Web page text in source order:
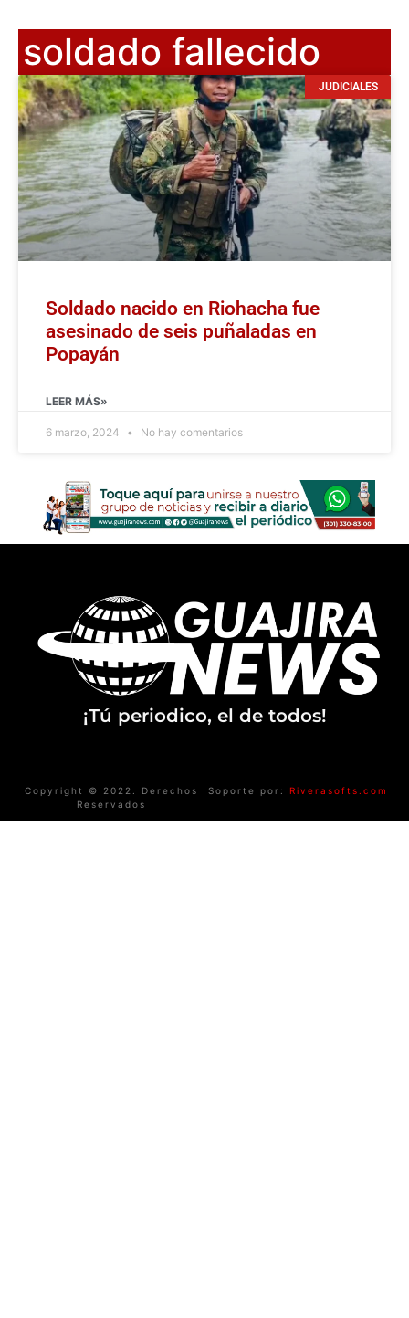
soldado fallecido
JUDICIALES
Soldado nacido en Riohacha fue
asesinado de seis puñaladas en
Popayán
LEER MÁS»
6 marzo, 2024 No hay comentarios
¡Tú periodico, el de todos!
Copyright © 2022. Derechos
Reservados
Soporte por: Riverasofts.com